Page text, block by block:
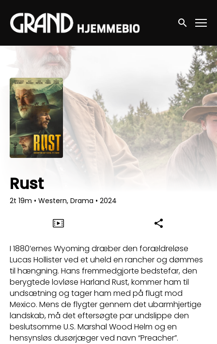
Accessibility Links
Søg nu
Rust
2t 19m • Western, Drama • 2024
I 1880’ernes Wyoming dræber den forældreløse
Lucas Hollister ved et uheld en rancher og dømmes
til hængning. Hans fremmedgjorte bedstefar, den
berygtede lovløse Harland Rust, kommer ham til
undsætning og tager ham med på flugt mod
Mexico. Mens de flygter gennem det ubarmhjertige
landskab, må det eftersøgte par undslippe den
beslutsomme U.S. Marshal Wood Helm og en
hensynsløs dusørjæger ved navn “Preacher”.